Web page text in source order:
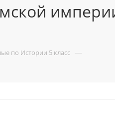
по Истории 5 класс —